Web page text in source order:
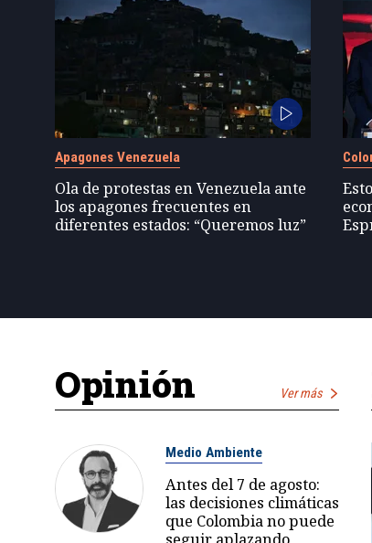
Apagones Venezuela
Ola de protestas en Venezuela ante
los apagones frecuentes en
diferentes estados: “Queremos luz”
Opinión Ver más
Medio Ambiente
Antes del 7 de agosto:
las decisiones climáticas
que Colombia no puede
seguir aplazando